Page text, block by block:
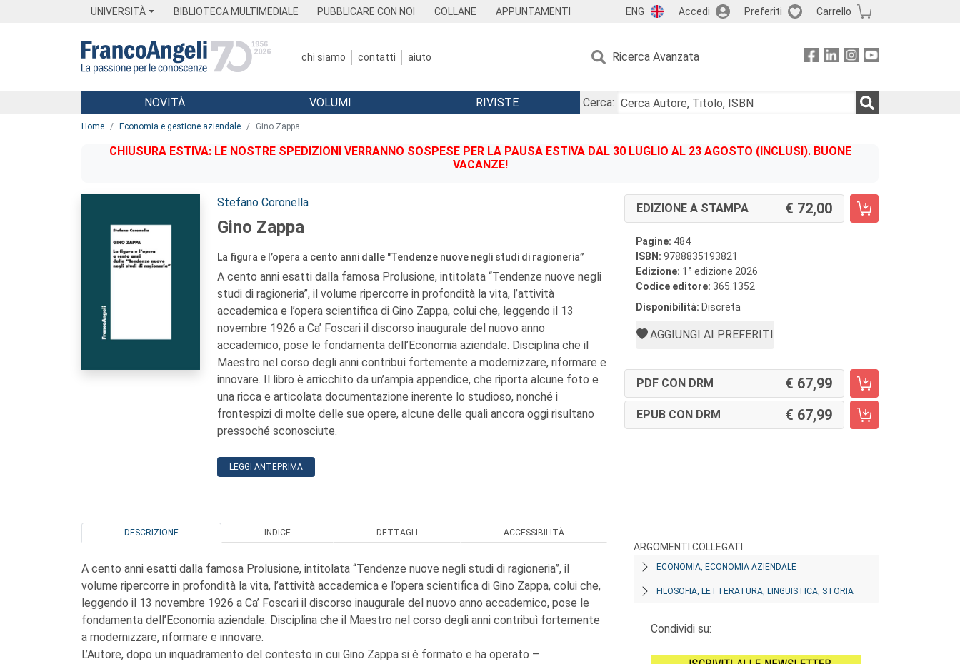
UNIVERSITÀ BIBLIOTECA MULTIMEDIALE PUBBLICARE CON NOI COLLANE APPUNTAMENTI ENG Accedi Preferiti Carrello
chi siamo contatti aiuto Ricerca Avanzata
Menu
NOVITÀ VOLUMI RIVISTE
Cerca:
Home Economia e gestione aziendale Gino Zappa
CHIUSURA ESTIVA: LE NOSTRE SPEDIZIONI VERRANNO SOSPESE PER LA PAUSA ESTIVA DAL 30 LUGLIO AL 23 AGOSTO (INCLUSI). BUONE
VACANZE!
Autori:
Stefano Coronella
Gino Zappa
La figura e l’opera a cento anni dalle "Tendenze nuove negli studi di ragioneria”
A cento anni esatti dalla famosa Prolusione, intitolata “Tendenze nuove negli
studi di ragioneria”, il volume ripercorre in profondità la vita, l’attività
accademica e l’opera scientifica di Gino Zappa, colui che, leggendo il 13
novembre 1926 a Ca’ Foscari il discorso inaugurale del nuovo anno
accademico, pose le fondamenta dell’Economia aziendale. Disciplina che il
Maestro nel corso degli anni contribuì fortemente a modernizzare, riformare e
innovare. Il libro è arricchito da un’ampia appendice, che riporta alcune foto e
una ricca e articolata documentazione inerente lo studioso, nonché i
frontespizi di molte delle sue opere, alcune delle quali ancora oggi risultano
pressoché sconosciute.
LEGGI ANTEPRIMA
EDIZIONE A STAMPA 72,00
Pagine: 484
ISBN: 9788835193821
Edizione: 1 a edizione 2026
Codice editore: 365.1352
Disponibilità: Discreta
AGGIUNGI AI PREFERITI
PDF CON DRM 67,99
EPUB CON DRM 67,99
DESCRIZIONE INDICE DETTAGLI ACCESSIBILITÀ
A cento anni esatti dalla famosa Prolusione, intitolata “Tendenze nuove negli studi di ragioneria”, il
volume ripercorre in profondità la vita, l’attività accademica e l’opera scientifica di Gino Zappa, colui che,
leggendo il 13 novembre 1926 a Ca’ Foscari il discorso inaugurale del nuovo anno accademico, pose le
fondamenta dell’Economia aziendale. Disciplina che il Maestro nel corso degli anni contribuì fortemente
a modernizzare, riformare e innovare.
L’Autore, dopo un inquadramento del contesto in cui Gino Zappa si è formato e ha operato –
ARGOMENTI COLLEGATI
ECONOMIA, ECONOMIA AZIENDALE
FILOSOFIA, LETTERATURA, LINGUISTICA, STORIA
Condividi su: